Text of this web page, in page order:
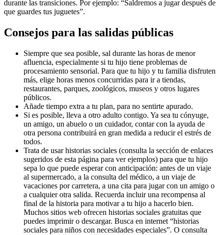
durante las transiciones. Por ejemplo: “Saldremos a jugar después de
que guardes tus juguetes”.
Consejos para las salidas públicas
Siempre que sea posible, sal durante las horas de menor
afluencia, especialmente si tu hijo tiene problemas de
procesamiento sensorial. Para que tu hijo y tu familia disfruten
más, elige horas menos concurridas para ir a tiendas,
restaurantes, parques, zoológicos, museos y otros lugares
públicos.
Añade tiempo extra a tu plan, para no sentirte apurado.
Si es posible, lleva a otro adulto contigo. Ya sea tu cónyuge,
un amigo, un abuelo o un cuidador, contar con la ayuda de
otra persona contribuirá en gran medida a reducir el estrés de
todos.
Trata de usar historias sociales (consulta la sección de enlaces
sugeridos de esta página para ver ejemplos) para que tu hijo
sepa lo que puede esperar con anticipación: antes de un viaje
al supermercado, a la consulta del médico, a un viaje de
vacaciones por carretera, a una cita para jugar con un amigo o
a cualquier otra salida. Recuerda incluir una recompensa al
final de la historia para motivar a tu hijo a hacerlo bien.
Muchos sitios web ofrecen historias sociales gratuitas que
puedes imprimir o descargar. Busca en internet “historias
sociales para niños con necesidades especiales”. O consulta